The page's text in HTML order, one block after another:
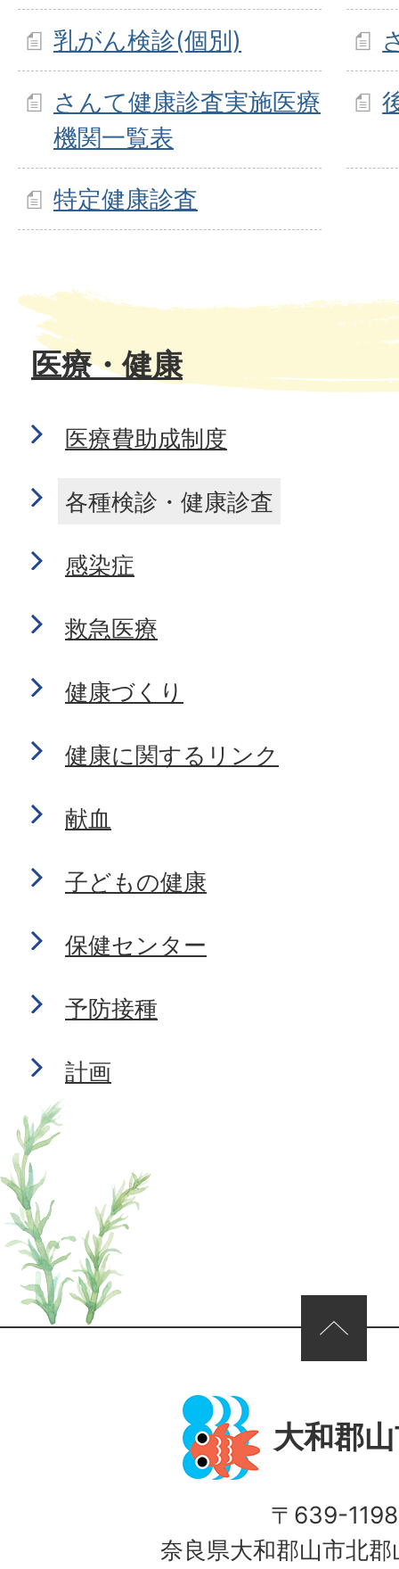
乳がん検診(個別)
さんて健康診査実施医療
機関一覧表
特定健康診査
医療・健康
医療費助成制度
各種検診・健康診査
感染症
救急医療
健康づくり
健康に関するリンク
献血
子どもの健康
保健センター
予防接種
計画
ページの先頭へ
大和郡
〒639-1198
奈良県大和郡山市北